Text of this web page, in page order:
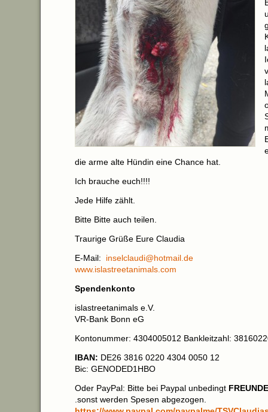
die arme alte Hündin eine Chance hat.
Ich brauche euch!!!!
Jede Hilfe zählt.
Bitte Bitte auch teilen.
Traurige Grüße Eure Claudia
E-Mail: inselclaudi@hotmail.de
www.islastreetanimals.com
Spendenkonto
islastreetanimals e.V.
VR-Bank Bonn eG
Kontonummer: 4304005012 Bankleitzahl:
IBAN: DE26 3816 0220 4304 0050 12
Bic: GENODED1HBO
Oder PayPal: Bitte bei Paypal unbedingt FREUNDE
.sonst werden Spesen abgezogen.